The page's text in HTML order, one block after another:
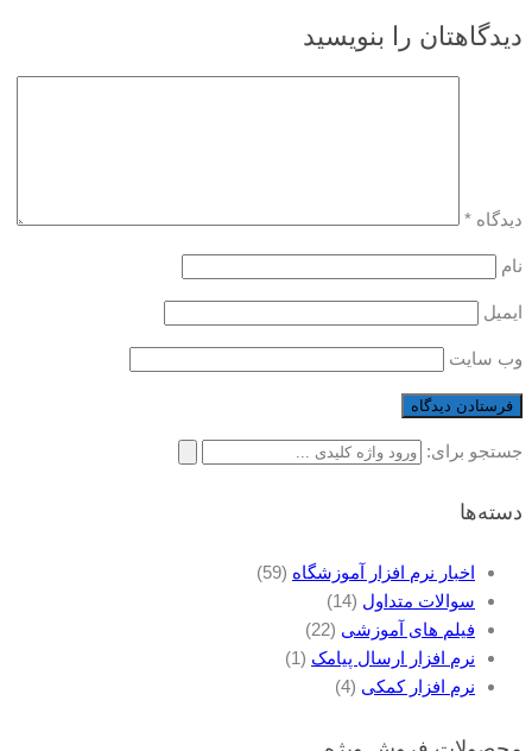
دیدگاهتان را بنویسید
دیدگاه *
نام
ایمیل
وب‌ سایت
جستجو برای:
دسته‌ها
اخبار نرم افزار آموزشگاه (59)
سوالات متداول (14)
فیلم های آموزشی (22)
نرم افزار ارسال پیامک (1)
نرم افزار کمکی (4)